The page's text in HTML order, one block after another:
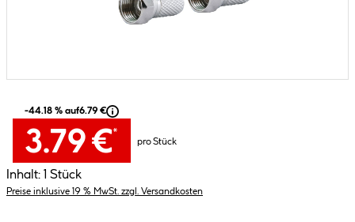
-44.18 % auf6.79 €
3.79 €*
pro Stück
Inhalt: 1 Stück
Preise inklusive 19 % MwSt. zzgl. Versandkosten